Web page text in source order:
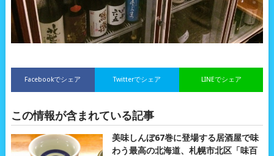
Facebookでシェア LINEでシェア
Twitterでシェア
この情報が含まれている記事
美味しんぼ67巻に登場する居酒屋で味
わう最高の北海道、札幌市北区「味百